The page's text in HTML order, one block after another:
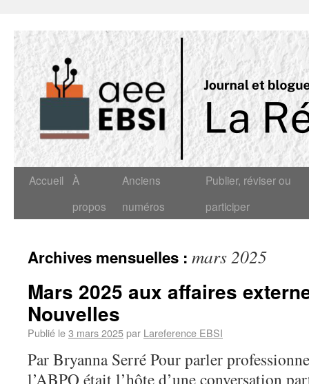
Accueil
À
propos
Anciens
numéros
Publier, réviser ou
participer
Archives mensuelles : mars 2025
Mars 2025 aux affaires
Nouvelles
Publié le3 mars 2025par Lareference EBSI
Par Bryanna Serré Pour parler
l’ABPQ était l’hôte d’une conversation